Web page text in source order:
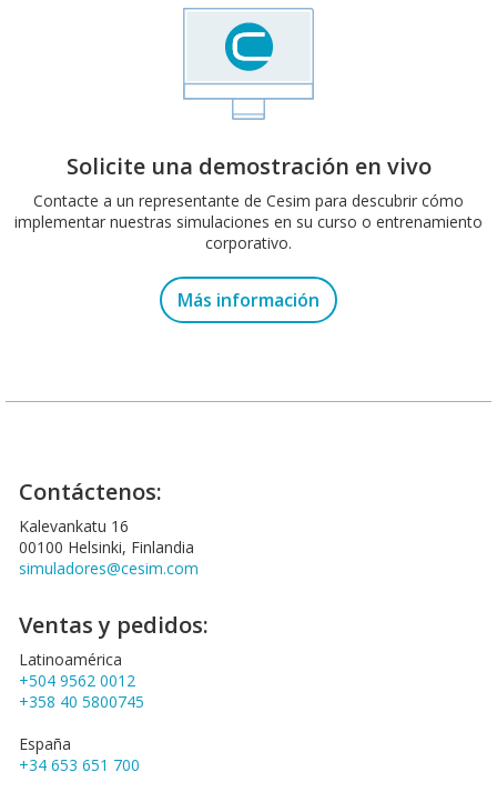
Solicite una demostración en vivo
Contacte a un representante de Cesim para descubrir cómo
implementar nuestras simulaciones en su curso o entrenamiento
corporativo.
Más información
Contáctenos:
Kalevankatu 16
00100 Helsinki, Finlandia
simuladores@cesim.com
Ventas y pedidos:
Latinoamérica
+504 9562 0012
+358 40 5800745
España
+34 653 651 700